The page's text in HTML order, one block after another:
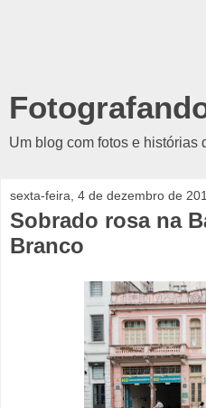
Um blog com fotos e histórias
sexta-feira, 4 de dezembro de
Sobrado rosa na
Branco